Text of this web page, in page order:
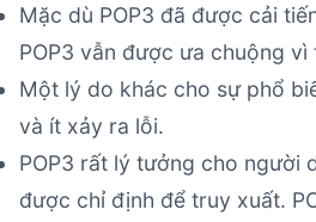
Mặc dù POP3 đã được cải
POP3 vẫn được ưa chuộng vì
Một lý do khác cho sự phổ
và ít xảy ra lỗi.
POP3 rất lý tưởng cho người
được chỉ định để truy xuất.